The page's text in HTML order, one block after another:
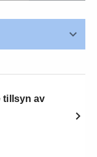
tillsyn av